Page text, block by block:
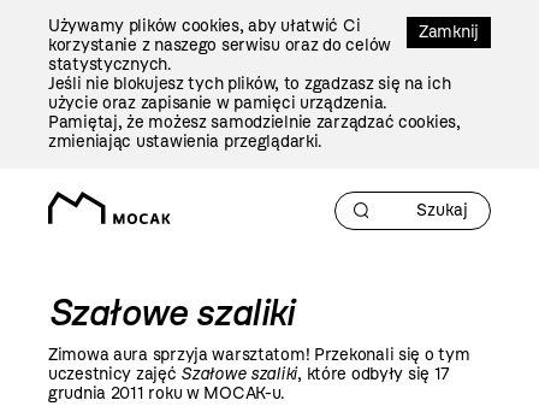
Zamknij
Używamy plików cookies, aby ułatwić Ci
korzystanie z naszego serwisu oraz do celów
statystycznych.
Jeśli nie blokujesz tych plików, to zgadzasz się na ich
użycie oraz zapisanie w pamięci urządzenia.
Pamiętaj, że możesz samodzielnie zarządzać cookies,
zmieniając ustawienia przeglądarki.
Szałowe szaliki
Zimowa aura sprzyja warsztatom! Przekonali się o tym
uczestnicy zajęć Szałowe szaliki, które odbyły się 17
grudnia 2011 roku w MOCAK-u.